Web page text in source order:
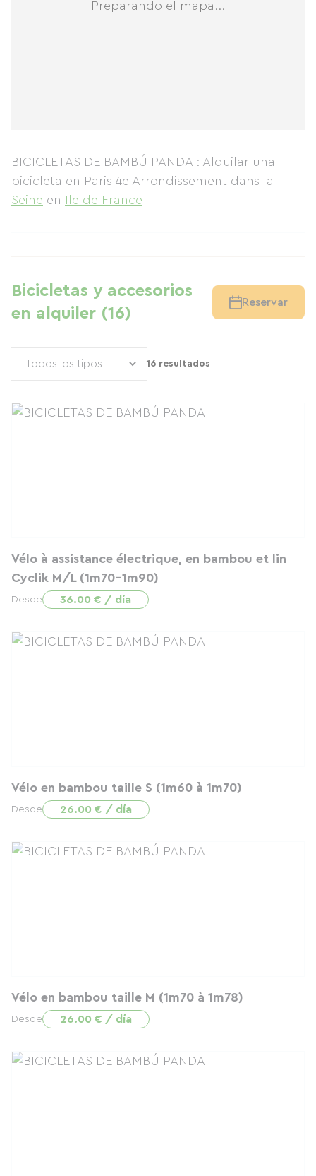
Preparando el mapa...
BICICLETAS DE BAMBÚ PANDA : Alquilar una
bicicleta en Paris 4e Arrondissement dans la
Seine en Ile de France
Bicicletas y accesorios
en alquiler (16)
Reservar
16 resultados
Vélo à assistance électrique, en bambou et lin
Cyclik M/L (1m70-1m90)
Desde 36.00 € / día
Vélo en bambou taille S (1m60 à 1m70)
Desde 26.00 € / día
Vélo en bambou taille M (1m70 à 1m78)
Desde 26.00 € / día